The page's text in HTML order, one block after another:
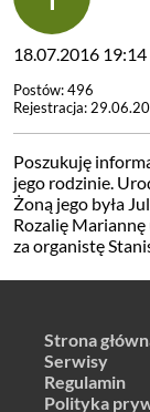
18.07.2016 19:14
Postów: 496
Rejestracja:
Poszukuję
jego rodzinie.
Żoną jego była
Rozalię Mariannę
za organistę
Strona
Serwisy
Regulamin
Polityka